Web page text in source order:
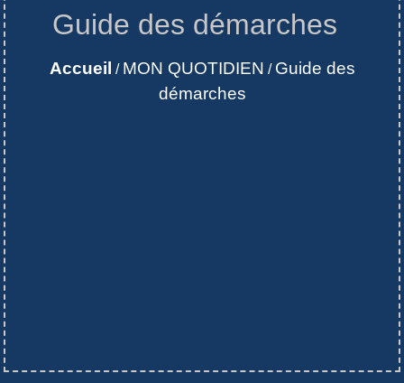
Guide des démarches
Accueil / MON QUOTIDIEN / Guide des
démarches